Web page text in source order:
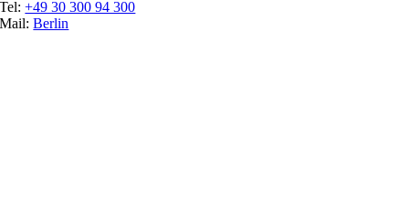
Tel:+49 30 300 94 300
Mail:Berlin